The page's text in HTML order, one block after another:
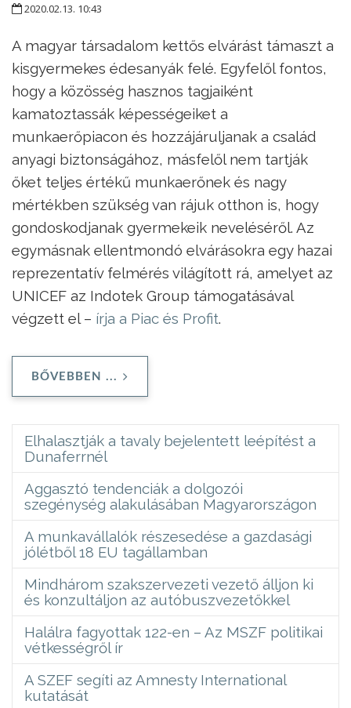
2020.02.13. 10:43
A magyar társadalom kettős elvárást támaszt a
kisgyermekes édesanyák felé. Egyfelől fontos,
hogy a közösség hasznos tagjaiként
kamatoztassák képességeiket a
munkaerőpiacon és hozzájáruljanak a család
anyagi biztonságához, másfelől nem tartják
őket teljes értékű munkaerőnek és nagy
mértékben szükség van rájuk otthon is, hogy
gondoskodjanak gyermekeik neveléséről. Az
egymásnak ellentmondó elvárásokra egy hazai
reprezentatív felmérés világított rá, amelyet az
UNICEF az Indotek Group támogatásával
végzett el – írja a Piac és Profit.
BŐVEBBEN ...
Elhalasztják a tavaly bejelentett leépítést a
Dunaferrnél
Aggasztó tendenciák a dolgozói
szegénység alakulásában Magyarországon
A munkavállalók részesedése a gazdasági
jólétből 18 EU tagállamban
Mindhárom szakszervezeti vezető álljon ki
és konzultáljon az autóbuszvezetőkkel
Halálra fagyottak 122-en – Az MSZF politikai
vétkességről ír
A SZEF segíti az Amnesty International
kutatását